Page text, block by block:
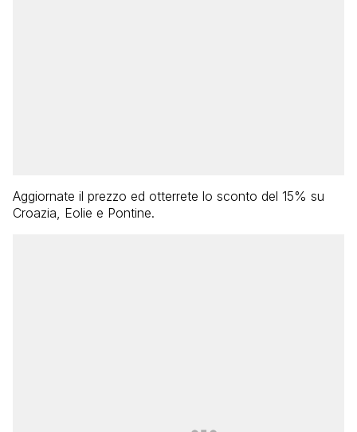
Aggiornate il prezzo ed otterrete lo sconto del 15% su
Croazia, Eolie e Pontine.